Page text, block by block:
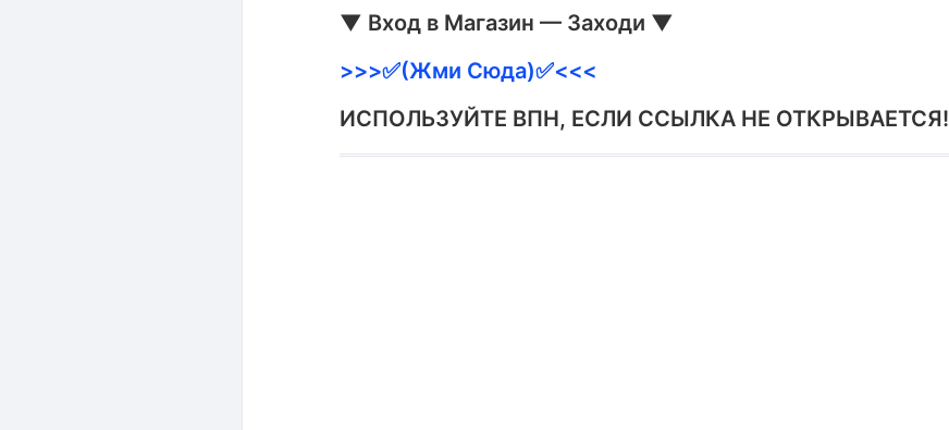
▼ Вход в Магазин — Заходи ▼
>>>✅(Жми Сюда)✅️<<<
ИСПОЛЬЗУЙТЕ ВПН, ЕСЛИ ССЫЛКА НЕ ОТКРЫВАЕТСЯ!